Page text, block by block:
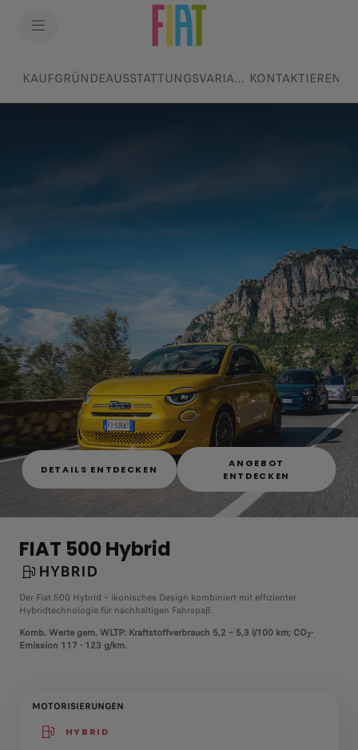
KAUFGRÜNDE AUSSTATTUNGSVARIANTEN
DETAILS ENTDECKEN
ANGEBOT
ENTDECKEN
FIAT 500 Hybrid
HYBRID
Der Fiat 500 Hybrid – ikonisches Design kombiniert mit effizienter
Hybridtechnologie für nachhaltigen Fahrspaß.
Komb. Werte gem. WLTP: Kraftstoffverbrauch 5,2 – 5,3 l/100 km; CO2-
Emission 117 - 123 g/km.
MOTORISIERUNGEN
HYBRID